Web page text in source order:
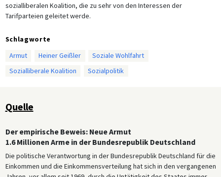
sozialliberalen Koalition, die zu sehr von den Interessen der
Tarifparteien geleitet werde.
Schlagworte
Armut
Heiner Geißler
Soziale Wohlfahrt
Sozialliberale Koalition
Sozialpolitik
Quelle
Der empirische Beweis: Neue Armut
1.6 Millionen Arme in der Bundesrepublik Deutschland
Die politische Verantwortung in der Bundesrepublik Deutschland für die
Einkommen und die Einkommensverteilung hat sich in den vergangenen